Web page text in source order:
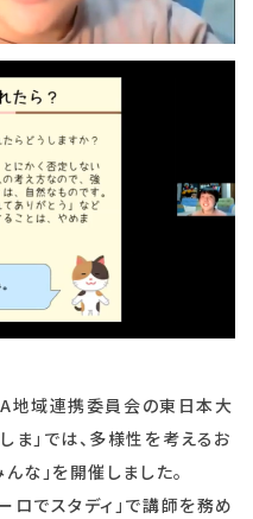
地域連携委員会の東日本大
ま」では、多様性を考えるお
な」を開催しました。
ロでスタディ」で講師を務め